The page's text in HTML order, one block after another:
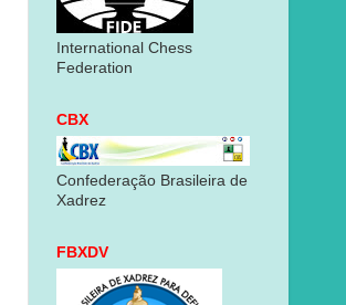
International Chess
Federation
CBX
Confederação Brasileira de
Xadrez
FBXDV